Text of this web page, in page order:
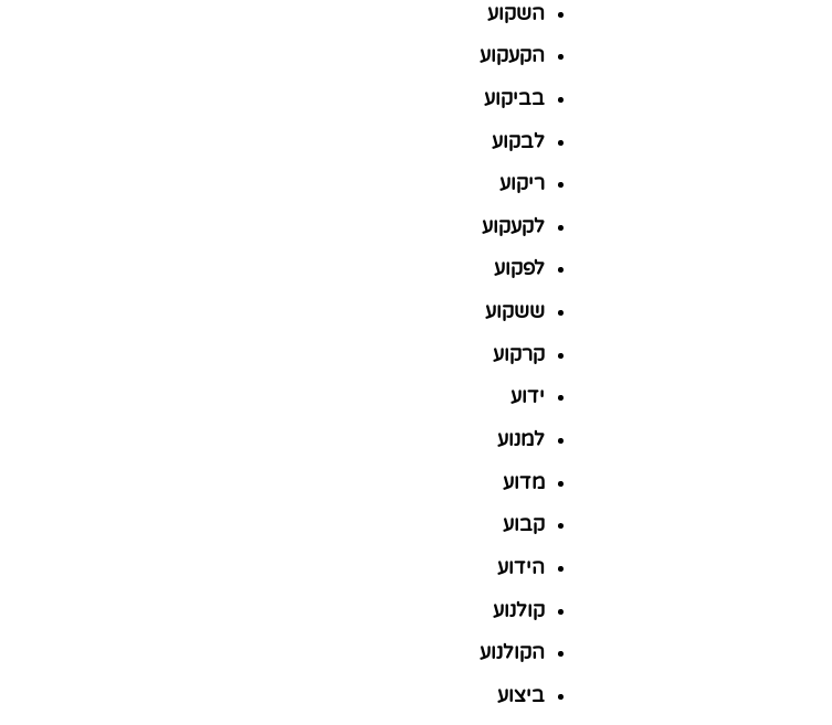
השקוע
הקעקוע
בביקוע
לבקוע
ריקוע
לקעקוע
לפקוע
ששקוע
קרקוע
ידוע
למנוע
מדוע
קבוע
הידוע
קולנוע
הקולנוע
ביצוע